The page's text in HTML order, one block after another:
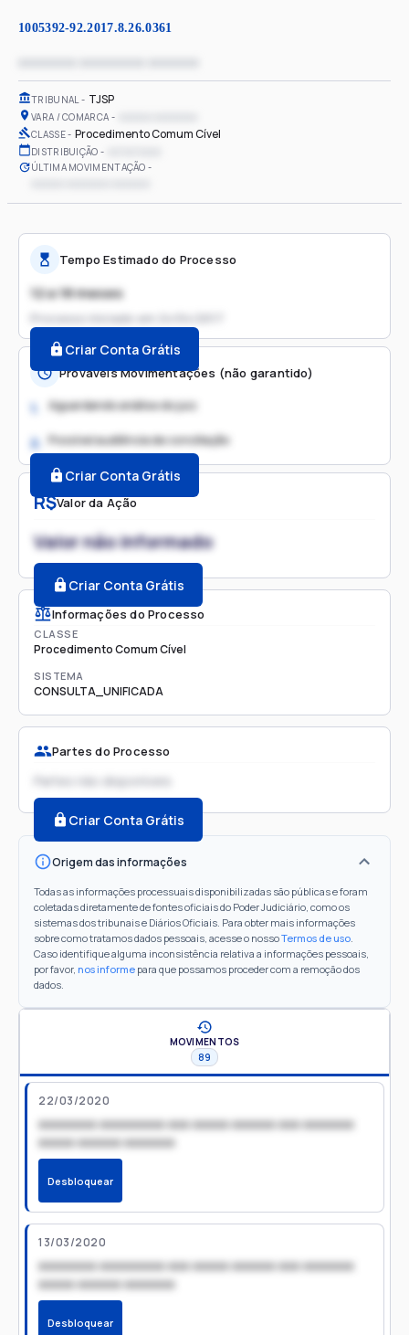
1005392-92.2017.8.26.0361
TRIBUNAL TJSP
VARA / COMARCA
CLASSE Procedimento Comum Cível
DISTRIBUIÇÃO
ÚLTIMA MOVIMENTAÇÃO
R$Valor da Ação
Valor não informado
Criar Conta Grátis
Informações do Processo
CLASSE
Procedimento Comum Cível
SISTEMA
CONSULTA_UNIFICADA
Partes do Processo
Partes não disponíveis
Criar Conta Grátis
Origem das informações
Todas as informações processuais disponibilizadas são públicas e foram
coletadas diretamente de fontes oficiais do Poder Judiciário, como os
sistemas dos tribunais e Diários Oficiais. Para obter mais informações
sobre como tratamos dados pessoais, acesse o nossoTermos de uso.
Caso identifique alguma inconsistência relativa a informações pessoais,
por favor, nos informe para que possamos proceder com a remoção dos
dados.
Tempo Estimado do Processo
12 a 18 meses
Processo iniciado em
Criar Conta Grátis
Prováveis Movimentações (não garantido)
1. Aguardando análise do juiz
2. Possível audiência de conciliação
Criar Conta Grátis
MOVIMENTOS
89
22/03/2020
xxxxxxxx xxxxxxxxx xxx xxxxx xxxxxx xxx xxxxxxx
xxxxx xxxxxx xxxxxxx
Desbloquear
13/03/2020
xxxxxxxx xxxxxxxxx xxx xxxxx xxxxxx xxx xxxxxxx
xxxxx xxxxxx xxxxxxx
Desbloquear